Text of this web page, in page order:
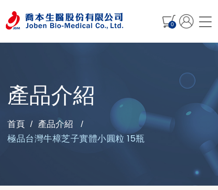
0
產品介紹
首頁 產品介紹
極品台灣牛樟芝子實體小圓粒 15瓶